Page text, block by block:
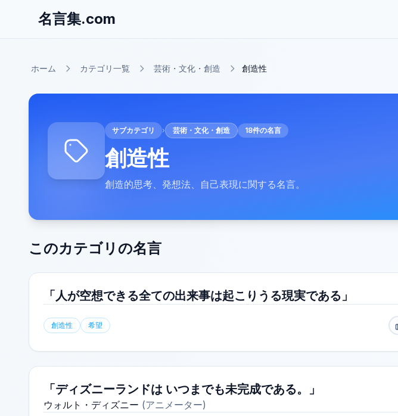
名言集.com
ホーム カテゴリ一覧 芸術・文化・創造 創造性
サブカテゴリ › 芸術・文化・創造 18件の名言
創造性
創造的思考、発想法、自己表現に関する名言。
このカテゴリの名言
「人が空想できる全ての出来事は起こりうる現実である」
創造性 希望
「ディズニーランドは いつまでも未完成である。」
ウォルト・ディズニー (アニメーター)